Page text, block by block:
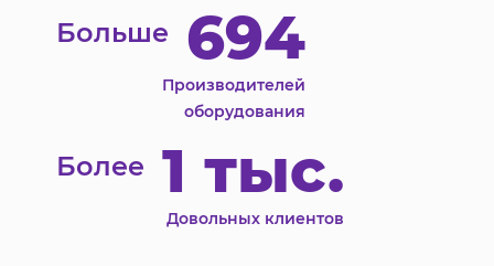
Больше 694
Производителей
оборудования
Более 1 тыс.
Довольных клиентов